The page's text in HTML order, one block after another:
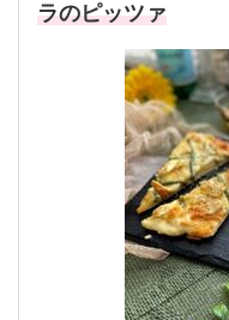
ラのピッツァ